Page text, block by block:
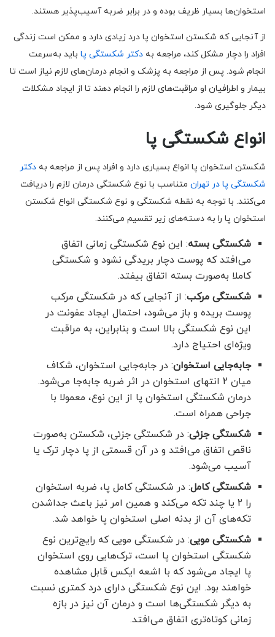
استخوان‌ها بسیار ظریف بوده و در برابر ضربه آسیب‌پذیر هستند.
از آنجایی که شکستن استخوان پا درد زیادی دارد و ممکن است زندگی
افراد را دچار مشکل کند، مراجعه به دکتر شکستگی پا باید به‌سرعت
انجام شود. پس از مراجعه به پزشک و انجام درمان‌های لازم نیاز است تا
بیمار و اطرافیان او مراقبت‌های لازم را انجام دهند تا از ایجاد مشکلات
دیگر جلوگیری شود.
انواع شکستگی پا
شکستن استخوان پا انواع بسیاری دارد و افراد پس از مراجعه به دکتر
شکستگی پا در تهران متناسب با نوع شکستگی درمان لازم را دریافت
می‌کنند. با توجه به نقطه شکستگی و نوع شکستگی انواع شکستن
استخوان پا را به دسته‌های زیر تقسیم می‌کنند.
شکستگی بسته: این نوع شکستگی زمانی اتفاق
می‌افتد که پوست دچار بریدگی نشود و شکستگی
کاملا به‌صورت بسته اتفاق بیفتد.
شکستگی مرکب: از آنجایی که در شکستگی مرکب
پوست بریده و باز می‌شود، احتمال ایجاد عفونت در
این نوع شکستگی بالا است و بنابراین، به مراقبت
ویژه‌ای احتیاج دارد.
جابه‌جایی استخوان: در جابه‌جایی استخوان، شکاف
میان 2 انتهای استخوان در اثر ضربه جابه‌جا می‌شود.
درمان شکستگی استخوان پا از این نوع، معمولا با
جراحی همراه است.
شکستگی جزئی: در شکستگی جزئی، شکستن به‌صورت
ناقص اتفاق می‌افتد و در آن قسمتی از پا دچار ترک یا
آسیب می‌شود.
شکستگی کامل: در شکستگی کامل پا، ضربه استخوان
را 2 یا چند تکه می‌کند و همین امر نیز باعث جداشدن
تکه‌های آن از بدنه اصلی استخوان پا خواهد شد.
شکستگی مویی: در شکستگی مویی که رایج‌ترین نوع
شکستگی استخوان پا است، ترک‌هایی روی استخوان
پا ایجاد می‌شود که با اشعه ایکس قابل مشاهده
خواهند بود. این نوع شکستگی دارای درد کمتری نسبت
به دیگر شکستگی‌ها است و درمان آن نیز در بازه
زمانی کوتاه‌تری اتفاق می‌افتد.